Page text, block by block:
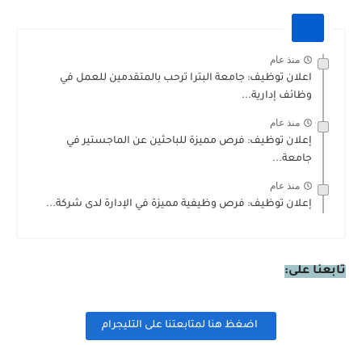
منذ عام
اعلان توظيف: جامعة البترا ترحب بالمتقدمين للعمل في
وظائف إدارية...
منذ عام
إعلان توظيف: فرص مميزة للباحثين عن الماجستير في
جامعة...
منذ عام
إعلان توظيف: فرص وظيفية مميزة في الإدارة لدى شركة...
تابعنا على:
اضغظ هنا لمتابعتنا على التليجرام